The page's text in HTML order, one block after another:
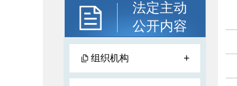
法定主动
公开内容
组织机构 +